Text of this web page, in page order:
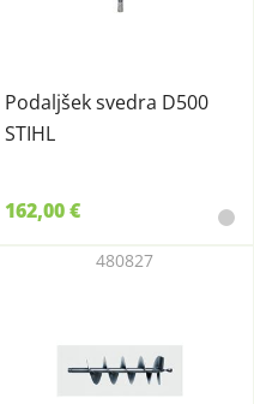
Podaljšek svedra D500
STIHL
162,00 €
480827